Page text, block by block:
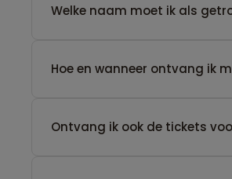
Welke naam moet ik als
Hoe en wanneer ontvang ik
Ontvang ik ook de tickets